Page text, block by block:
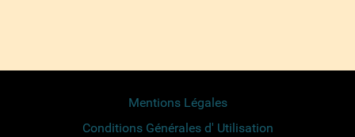
Mentions Légales
Conditions Générales d' Utilisation